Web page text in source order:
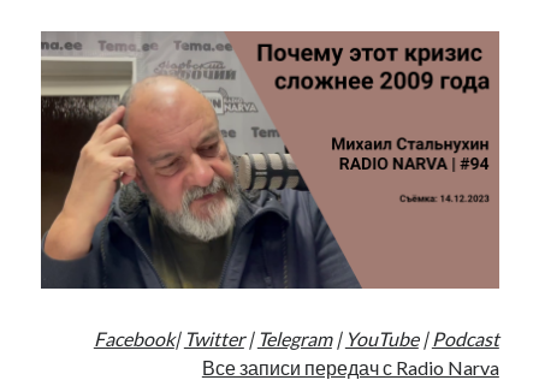
Facebook| Twitter| Telegram| YouTube| Podcast
Все записи передач с Radio Narva